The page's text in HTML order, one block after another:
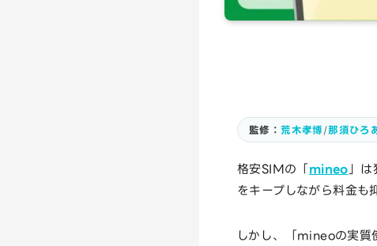
監修：荒木孝博 /那須ひろ
格安SIMの「mineo 」
をキープしながら料金も
しかし、「mineoの実質